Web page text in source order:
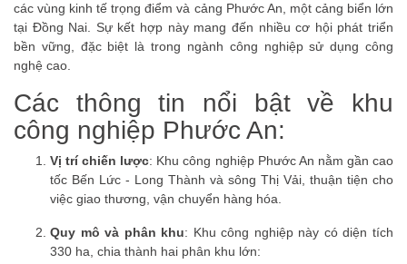
các vùng kinh tế trọng điểm và cảng Phước An, một cảng biển lớn
tại Đồng Nai. Sự kết hợp này mang đến nhiều cơ hội phát triển
bền vững, đặc biệt là trong ngành công nghiệp sử dụng công
nghệ cao.
Các thông tin nổi bật về khu
công nghiệp Phước An:
Vị trí chiến lược: Khu công nghiệp Phước An nằm gần cao
tốc Bến Lức - Long Thành và sông Thị Vải, thuận tiện cho
việc giao thương, vận chuyển hàng hóa.
Quy mô và phân khu: Khu công nghiệp này có diện tích
330 ha, chia thành hai phân khu lớn: